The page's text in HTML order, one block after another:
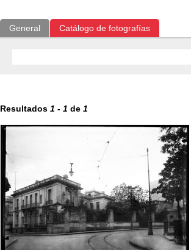
General Catálogo de fotografías
Resultados 1 - 1 de 1